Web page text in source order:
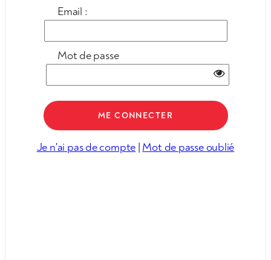
Email :
Mot de passe
Je n'ai pas de compte | Mot de passe oublié